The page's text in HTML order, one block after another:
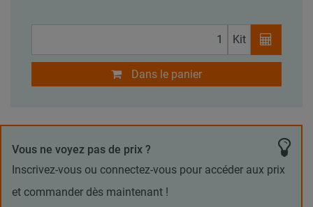
Kit
Dans le panier
Vous ne voyez pas de prix ?
Inscrivez-vous ou connectez-vous pour accéder aux prix
et commander dès maintenant !